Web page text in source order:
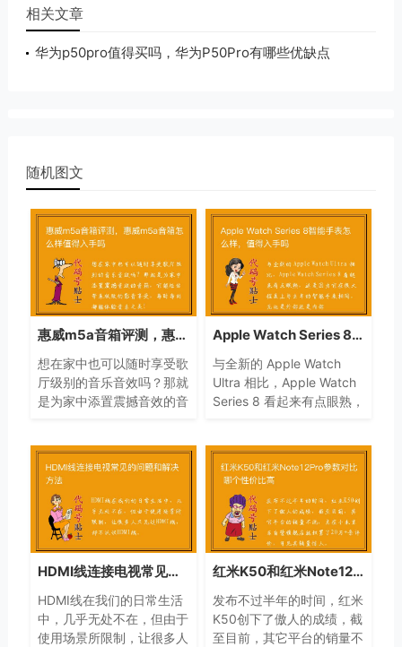
相关文章
华为p50pro值得买吗，华为P50Pro有哪些优缺点
随机图文
惠威m5a音箱评测，惠威m5a音箱怎么样值得入手吗
想在家中也可以随时享受歌
厅级别的音乐音效吗？那就
是为家中添置震撼音效的音
音乐之美！
Apple Watch Series 8智能手表怎么样，值得入手吗
与全新的 Apple Watch
Ultra 相比，Apple Watch
Series 8 看起来有点眼熟，
是外部还是内部
HDMI线连接电视常见的问题和解决方法
HDMI线在我们的日常生活
中，几乎无处不在，但由于
使用场景所限制，让很多人
红米K50和红米Note12Pro参数对比 哪个性价比高
发布不过半年的时间，红米
K50创下了傲人的成绩，截
至目前，其它平台的销量不